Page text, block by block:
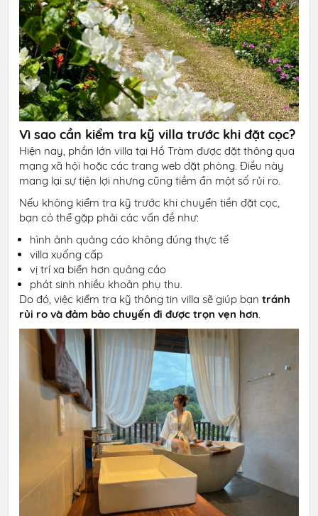
Vì sao cần kiểm tra kỹ villa trước khi đặt cọc?
Hiện nay, phần lớn villa tại Hồ Tràm được đặt thông qua
mạng xã hội hoặc các trang web đặt phòng. Điều này
mang lại sự tiện lợi nhưng cũng tiềm ẩn một số rủi ro.
Nếu không kiểm tra kỹ trước khi chuyển tiền đặt cọc,
bạn có thể gặp phải các vấn đề như:
hình ảnh quảng cáo không đúng thực tế
villa xuống cấp
vị trí xa biển hơn quảng cáo
phát sinh nhiều khoản phụ thu.
Do đó, việc kiểm tra kỹ thông tin villa sẽ giúp bạntránh
rủi ro và đảm bảo chuyến đi được trọn vẹn hơn.